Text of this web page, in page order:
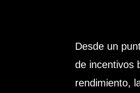
Desde un
de incentivos
rendimiento,